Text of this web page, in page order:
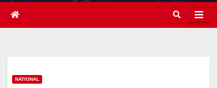
NATIONAL